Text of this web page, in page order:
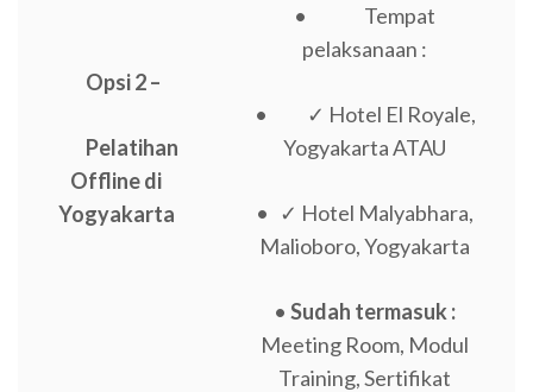
Opsi 2 –
Pelatihan
Offline di
Yogyakarta
• Tempat
pelaksanaan :
• ✓ Hotel El Royale,
Yogyakarta ATAU
• ✓ Hotel Malyabhara,
Malioboro, Yogyakarta
• Sudah termasuk :
Meeting Room, Modul
Training, Sertifikat